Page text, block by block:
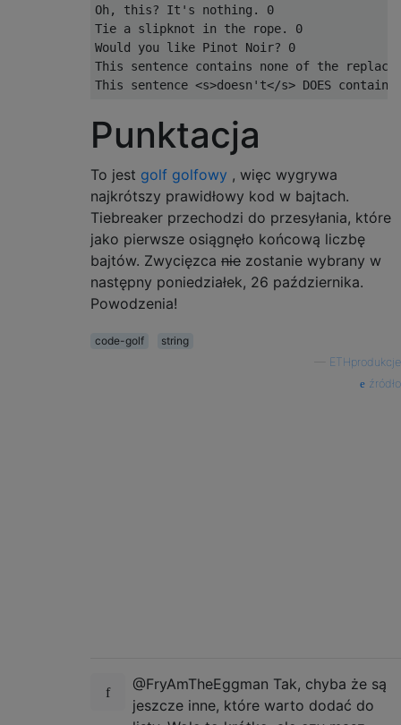
Oh, this? It's nothing. 0
Tie a slipknot in the rope. 0
Would you like Pinot Noir? 0
This sentence contains none of the
Punktacja
To jest golf golfowy , więc wygrywa
najkrótszy prawidłowy kod w bajtach.
Tiebreaker przechodzi do przesyłania, które
jako pierwsze osiągnęło końcową liczbę
bajtów. Zwycięzca nie zostanie wybrany w
następny poniedziałek, 26 października.
Powodzenia!
code-golf
string
ETHprodukcje
źródło
@FryAmTheEggman Tak, chyba że są
jeszcze inne, które warto dodać do